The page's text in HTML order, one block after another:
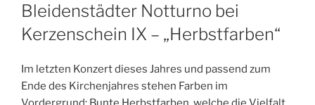
Bleidenstädter Notturno bei
Kerzenschein IX – „Herbstfarben“
Im letzten Konzert dieses Jahres und passend zum
Ende des Kirchenjahres stehen Farben im